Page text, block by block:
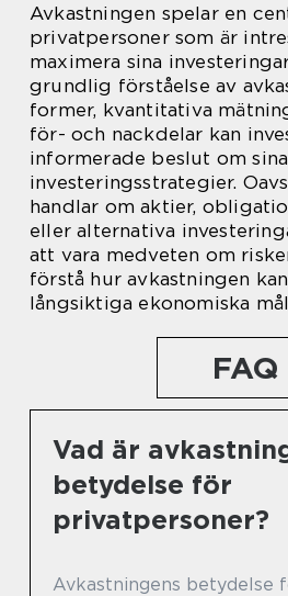
Avkastningen spelar en
privatpersoner som är
maximera sina
grundlig förståelse av
former, kvantitativa
för- och nackdelar kan
informerade beslut om sina
investeringsstrategier.
handlar om aktier,
eller alternativa
att vara medveten om
förstå hur avkastningen
långsiktiga ekonomiska
FAQ
Vad är
betydelse för
privatpersoner?
Avkastningens betydelse